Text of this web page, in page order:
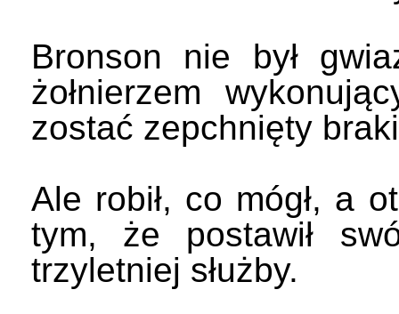
Bronson nie był
żołnierzem
zostać zepchnięty
Ale robił, co mógł, a
tym, że postawił
trzyletniej służby.